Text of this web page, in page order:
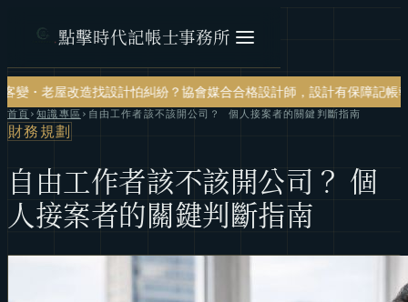
點擊時代記帳士事務所
怕糾紛？協會媒合合格設計師，設計有保障記帳報稅・節稅規劃・帳
首頁 ›知識專區 › 自由工作者該不該開公司？ 個人接案者的關鍵判斷指南
財務規劃
自由工作者該不該開公司？ 個
人接案者的關鍵判斷指南